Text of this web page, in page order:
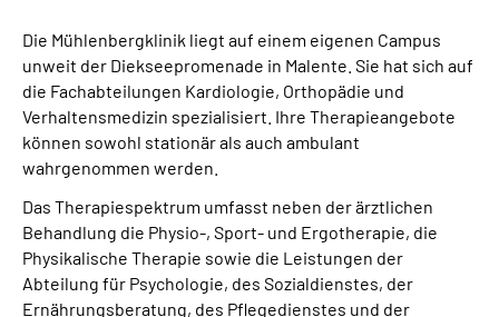
Die Mühlenbergklinik liegt auf einem eigenen Campus
unweit der Diekseepromenade in Malente. Sie hat sich auf
die Fachabteilungen Kardiologie, Orthopädie und
Verhaltensmedizin spezialisiert. Ihre Therapieangebote
können sowohl stationär als auch ambulant
wahrgenommen werden.
Das Therapiespektrum umfasst neben der ärztlichen
Behandlung die Physio-, Sport- und Ergotherapie, die
Physikalische Therapie sowie die Leistungen der
Abteilung für Psychologie, des Sozialdienstes, der
Ernährungsberatung, des Pflegedienstes und der